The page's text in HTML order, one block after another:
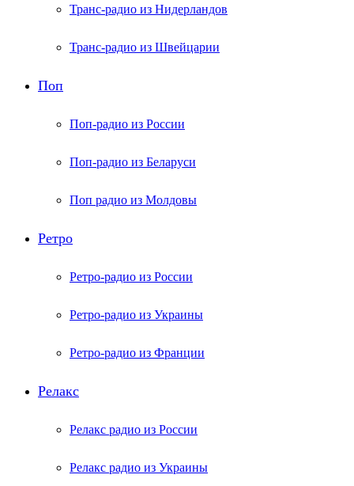
Транс-радио из Нидерландов
Транс-радио из Швейцарии
Поп
Поп-радио из России
Поп-радио из Беларуси
Поп радио из Молдовы
Ретро
Ретро-радио из России
Ретро-радио из Украины
Ретро-радио из Франции
Релакс
Релакс радио из России
Релакс радио из Украины